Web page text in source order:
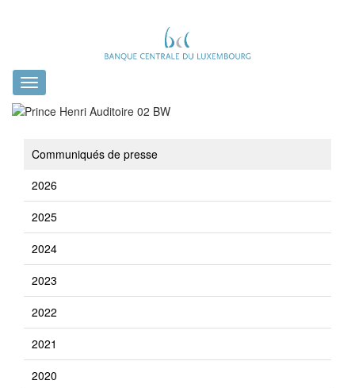
Toggle
navigation
Communiqués de presse
2026
2025
2024
2023
2022
2021
2020